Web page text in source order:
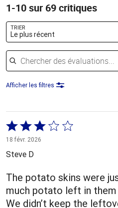
1-10 sur 69 critiques
TRIER
Le plus récent
Chercher des évaluations
Afficher les filtres
Coté
3 sur
5
18 févr. 2026
Steve D
The potato skins were
much potato left in them
We didn’t keep the